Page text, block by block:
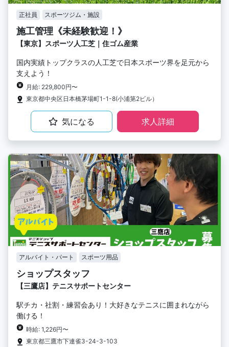
正社員 スポーツジム・施設
施工管理《未経験歓迎！》
【東京】スポーツ人工芝｜住ゴム産業
国内実績トップクラスの人工芝で日本スポーツ界を足元から
支えよう！
月給: 229,800円〜
東京都中央区日本橋茅場町1-1-8(小浦第2ビル）
気になる 求人詳細
アルバイト・パート スポーツ用品
ショップスタッフ
【三鷹店】テニスサポートセンター
駅チカ・社割・練習会あり！大好きなテニスに囲まれながら
働ける！
時給: 1,226円〜
東京都三鷹市下連雀3-24-3-103